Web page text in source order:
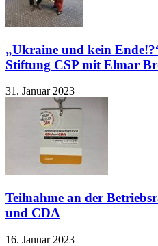
„Ukraine und kein
Stiftung CSP mit Elmar
31. Januar 2023
Teilnahme an der
und CDA
16. Januar 2023